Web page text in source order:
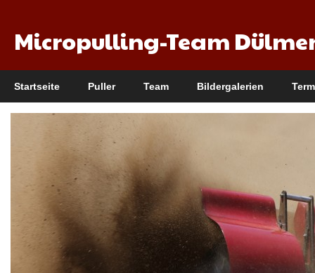
Micropulling-Team
Startseite Puller Team Bildergalerien